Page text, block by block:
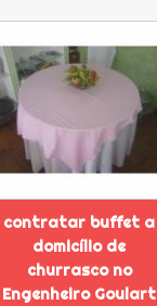
contratar buffet a
domicílio de
churrasco no
Engenheiro Goulart